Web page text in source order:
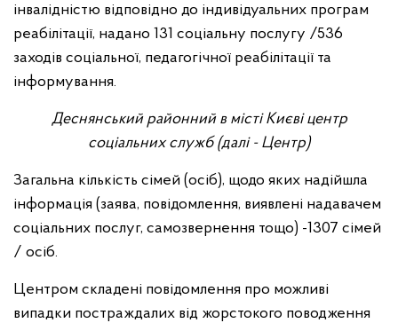
інвалідністю відповідно до індивідуальних програм
реабілітації, надано 131 соціальну послугу /536
заходів соціальної, педагогічної реабілітації та
інформування.
Деснянський районний в місті Києві центр
соціальних служб (далі - Центр)
Загальна кількість сімей (осіб), щодо яких надійшла
інформація (заява, повідомлення, виявлені надавачем
соціальних послуг, самозвернення тощо) -1307 сімей
/ осіб.
Центром складені повідомлення про можливі
випадки постраждалих від жорстокого поводження